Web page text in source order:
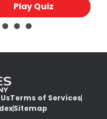
Play Quiz
Terms of Services
Sitemap